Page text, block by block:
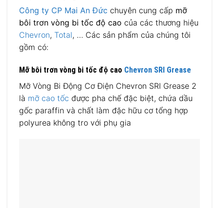
Công ty CP Mai An Đức chuyên cung cấp mỡ
bôi trơn vòng bi tốc độ cao của các thương hiệu
Chevron, Total, … Các sản phẩm của chúng tôi
gồm có:
Mỡ bôi trơn vòng bi tốc độ cao Chevron SRI Grease
Mỡ Vòng Bi Động Cơ Điện Chevron SRI Grease 2
là mỡ cao tốc được pha chế đặc biệt, chứa dầu
gốc paraffin và chất làm đặc hữu cơ tổng hợp
polyurea không tro với phụ gia